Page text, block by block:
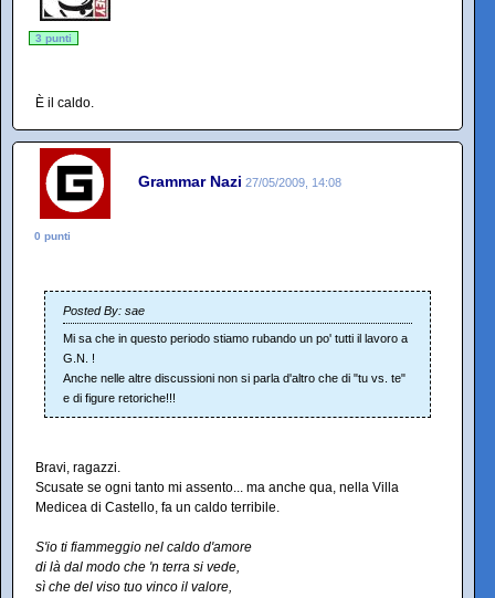
3 punti
È il caldo.
Grammar Nazi 27/05/2009, 14:08
0 punti
Posted By: sae
Mi sa che in questo periodo stiamo rubando un po' tutti il lavoro a
G.N. !
Anche nelle altre discussioni non si parla d'altro che di "tu vs. te"
e di figure retoriche!!!
Bravi, ragazzi.
Scusate se ogni tanto mi assento... ma anche qua, nella Villa
Medicea di Castello, fa un caldo terribile.
S'io ti fiammeggio nel caldo d'amore
di là dal modo che 'n terra si vede,
sì che del viso tuo vinco il valore,